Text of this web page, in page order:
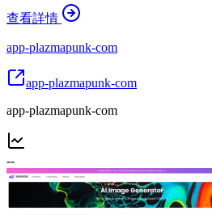
查看詳情
app-plazmapunk-com
app-plazmapunk-com
app-plazmapunk-com
--